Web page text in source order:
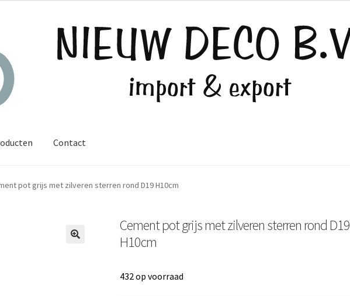
Contact
pot grijs met zilveren sterren rond D19 H10cm
Cement pot grijs met zilveren sterren rond D19
H10cm
432 op voorraad